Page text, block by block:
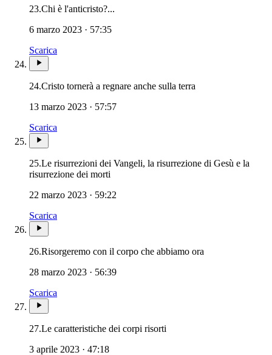
23.Chi è l'anticristo?...
6 marzo 2023 · 57:35
Scarica
24.Cristo tornerà a regnare anche sulla terra
13 marzo 2023 · 57:57
Scarica
25.Le risurrezioni dei Vangeli, la risurrezione di Gesù e la
risurrezione dei morti
22 marzo 2023 · 59:22
Scarica
26.Risorgeremo con il corpo che abbiamo ora
28 marzo 2023 · 56:39
Scarica
27.Le caratteristiche dei corpi risorti
3 aprile 2023 · 47:18